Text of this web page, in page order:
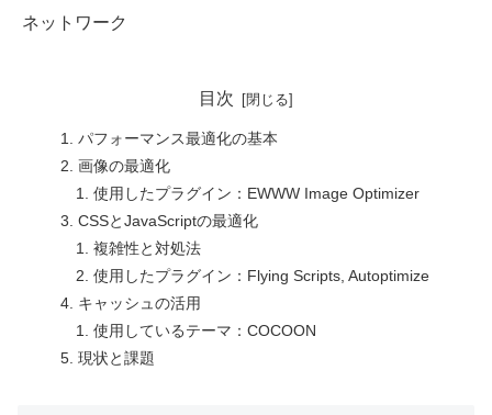
ネットワーク
目次
パフォーマンス最適化の基本
画像の最適化
使用したプラグイン：EWWW Image Optimizer
CSSとJavaScriptの最適化
複雑性と対処法
使用したプラグイン：Flying Scripts, Autoptimize
キャッシュの活用
使用しているテーマ：COCOON
現状と課題